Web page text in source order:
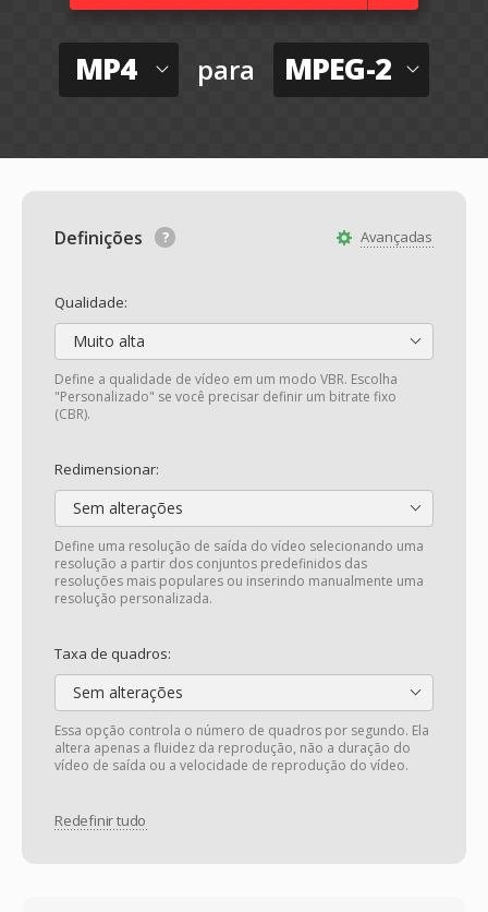
MP4 para MPEG-2
Avançadas
Definições
Qualidade:
Muito alta
Define a qualidade de vídeo em um modo VBR. Escolha
"Personalizado" se você precisar definir um bitrate fixo
(CBR).
Redimensionar:
Sem alterações
Define uma resolução de saída do vídeo selecionando uma
resolução a partir dos conjuntos predefinidos das
resoluções mais populares ou inserindo manualmente uma
resolução personalizada.
Taxa de quadros:
Sem alterações
Essa opção controla o número de quadros por segundo. Ela
altera apenas a fluidez da reprodução, não a duração do
vídeo de saída ou a velocidade de reprodução do vídeo.
Redefinir tudo